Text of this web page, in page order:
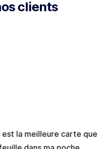
clients
la meilleure carte que